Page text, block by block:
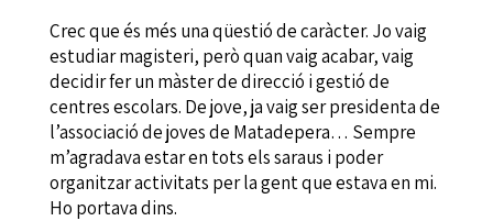
Crec que és més una qüestió de caràcter. Jo vaig
estudiar magisteri, però quan vaig acabar, vaig
decidir fer un màster de direcció i gestió de
centres escolars. De jove, ja vaig ser presidenta de
l’associació de joves de Matadepera… Sempre
m’agradava estar en tots els saraus i poder
organitzar activitats per la gent que estava en mi.
Ho portava dins.